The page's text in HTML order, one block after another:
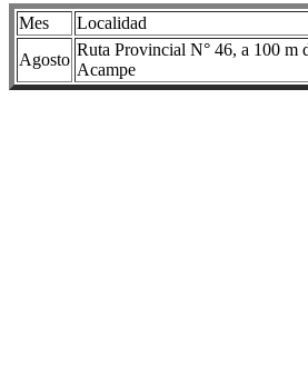
Mes Localidad
Agosto
Ruta Provincial N° 46, a 100 m
Acampe